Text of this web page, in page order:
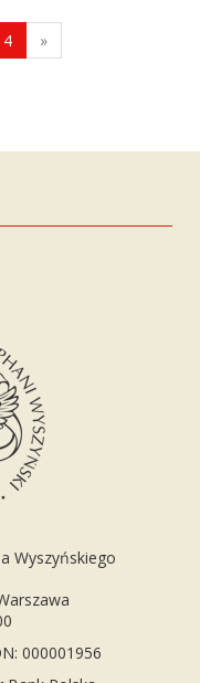
4 »
Wyszyńskiego
000001956